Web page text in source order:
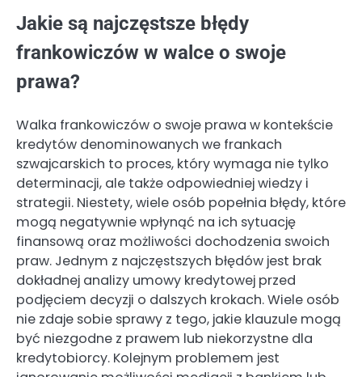
Jakie są najczęstsze błędy
frankowiczów w walce o swoje
prawa?
Walka frankowiczów o swoje prawa w kontekście
kredytów denominowanych we frankach
szwajcarskich to proces, który wymaga nie tylko
determinacji, ale także odpowiedniej wiedzy i
strategii. Niestety, wiele osób popełnia błędy, które
mogą negatywnie wpłynąć na ich sytuację
finansową oraz możliwości dochodzenia swoich
praw. Jednym z najczęstszych błędów jest brak
dokładnej analizy umowy kredytowej przed
podjęciem decyzji o dalszych krokach. Wiele osób
nie zdaje sobie sprawy z tego, jakie klauzule mogą
być niezgodne z prawem lub niekorzystne dla
kredytobiorcy. Kolejnym problemem jest